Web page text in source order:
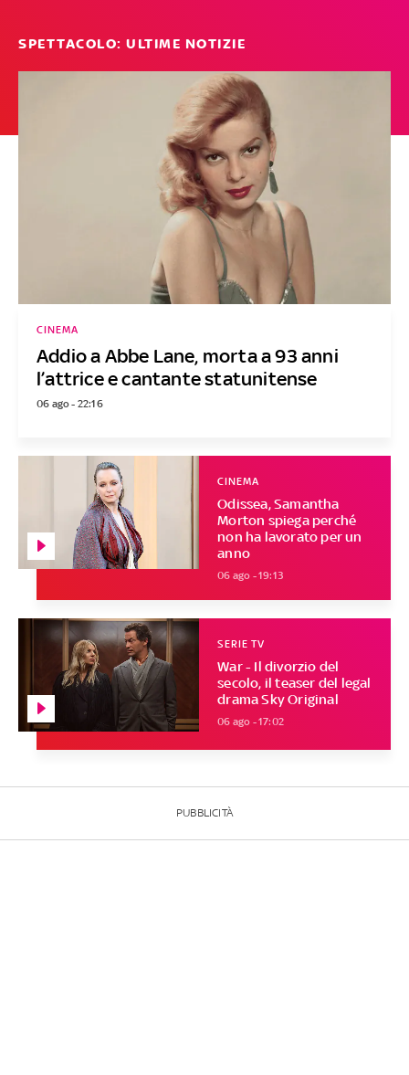
SPETTACOLO: ULTIME NOTIZIE
Addio a Abbe Lane, morta a 93 anni
l’attrice e cantante statunitense
CINEMA
06 ago - 22:16
Odissea, Samantha
Morton spiega perché
non ha lavorato per un
anno
CINEMA
06 ago - 19:13
War - Il divorzio del
secolo, il teaser del legal
drama Sky Original
SERIE TV
06 ago - 17:02
PUBBLICITÀ